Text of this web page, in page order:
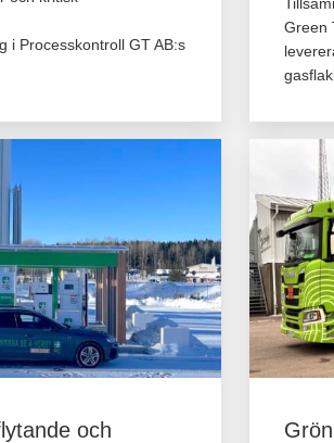
i Processkontroll GT AB:s
Green
och